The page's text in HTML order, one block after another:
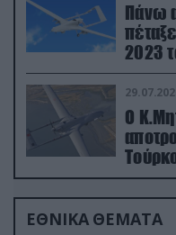
Πάνω
2023
Ο
drone
ΕΘΝΙΚΑ ΘΕΜΑΤΑ